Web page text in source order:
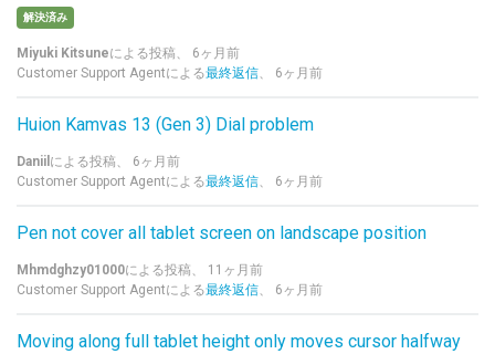
解決済み
Miyuki Kitsuneによる投稿、 6ヶ月前
Customer Support Agentによる最終返信、 6ヶ月前
Huion Kamvas 13 (Gen 3) Dial problem
Daniil による投稿、 6ヶ月前
Customer Support Agentによる最終返信、 6ヶ月前
Pen not cover all tablet screen on landscape position
Mhmdghzy01000による投稿、 11ヶ月前
Customer Support Agentによる最終返信、 6ヶ月前
Moving along full tablet height only moves cursor halfway